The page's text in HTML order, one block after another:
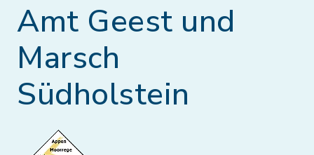
Amt Geest und
Marsch
Südholstein